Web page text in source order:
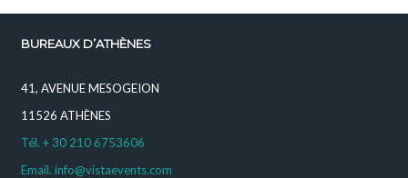
BUREAUX D’ATHÈNES
41, AVENUE MESOGEION
11526 ATHÈNES
Tél. + 30 210 6753606
Email. info@vistaevents.com